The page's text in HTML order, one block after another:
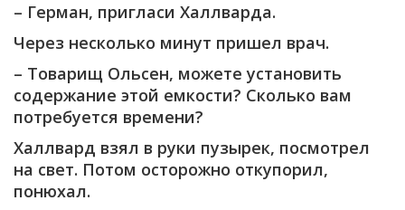
– Герман, пригласи Халлварда.
Через несколько минут пришел врач.
– Товарищ Ольсен, можете установить
содержание этой емкости? Сколько вам
потребуется времени?
Халлвард взял в руки пузырек, посмотрел
на свет. Потом осторожно откупорил,
понюхал.